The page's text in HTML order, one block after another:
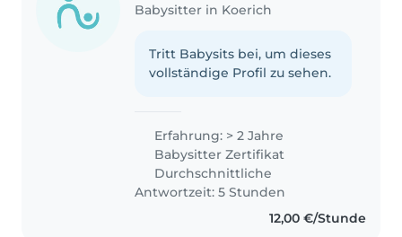
Babysitter in Koerich
Tritt Babysits bei, um dieses
vollständige Profil zu sehen.
Erfahrung: > 2 Jahre
Babysitter Zertifikat
Durchschnittliche
Antwortzeit: 5 Stunden
12,00 €/Stunde